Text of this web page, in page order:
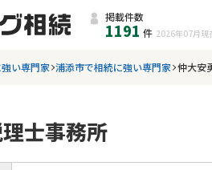
掲載件数
1191 件 2026年07月 現
い専門家 浦添市で相続に強い専門家 仲大安
士事務所